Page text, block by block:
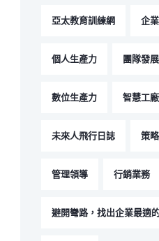
亞太教育訓練網 企
個人生產力 團隊發展
數位生產力 智慧工廠
未來人飛行日誌 策
管理領導 行銷業務
避開彎路，找出企業最適